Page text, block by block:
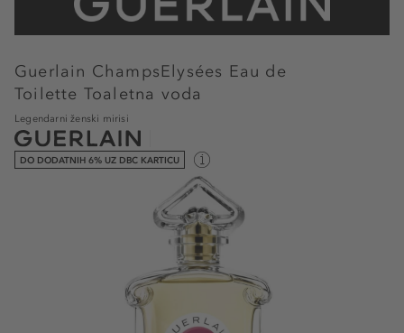
Guerlain ChampsElysées Eau de
Toilette Toaletna voda
Legendarni ženski mirisi
DO DODATNIH 6% UZ DBC KARTICU